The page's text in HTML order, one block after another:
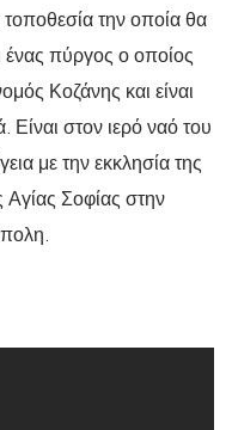
την οποία θα
ένας πύργος ο οποίος
Κοζάνης και είναι
στον ιερό ναό του
με την εκκλησία της
Αγίας Σοφίας στην